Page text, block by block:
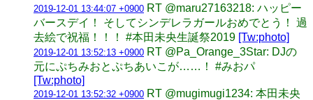
2019-12-01 13:44:07 +0900 RT @maru27163218: ハッピー
バースデイ！ そしてシンデレラガールおめでとう！ 過
去絵で祝福！！！ #本田未央生誕祭2019 [Tw:photo]
2019-12-01 13:52:13 +0900 RT @Pa_Orange_3Star: DJの
元にぷちみおとぷちあいこが……！ #みおパ
[Tw:photo]
2019-12-01 13:52:32 +0900 RT @mugimugi1234: 本田未央